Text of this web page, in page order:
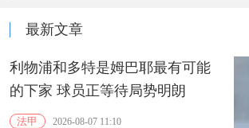
最新文章
利物浦和多特是姆巴耶最有可能
的下家 球员正等待局势明朗
法甲 2026-08-07 11:10